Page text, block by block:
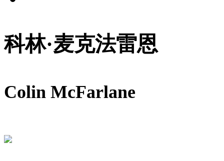
科林·麦克法雷恩
Colin McFarlane